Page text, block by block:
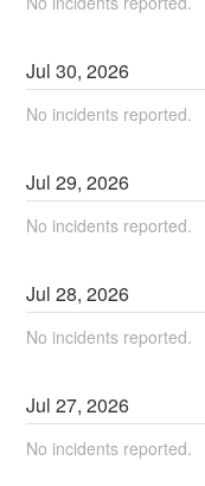
Jul30,2026
No incidents reported.
Jul29,2026
No incidents reported.
Jul28,2026
No incidents reported.
Jul27,2026
No incidents reported.